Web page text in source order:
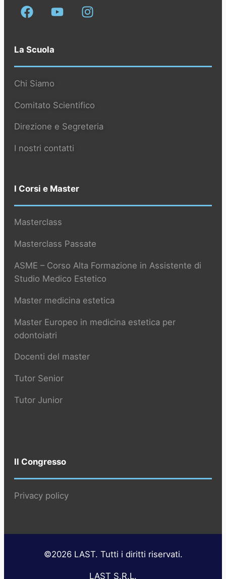
La Scuola
Chi Siamo
Comitato Scientifico
Direzione e Segreteria
I nostri contatti
I Corsi e Master
Masterclass
Masterclass Passate
ASME – Corso Alta Formazione in Assistente di
Studio Medico Estetico
Master medicina estetica
Master Europeo in medicina estetica per
odontoiatri
Docenti del master
Tutor Senior
Tutor Junior
Il Congresso
Privacy policy
©2026 LAST. Tutti i diritti riservati.
LAST S.R.L.